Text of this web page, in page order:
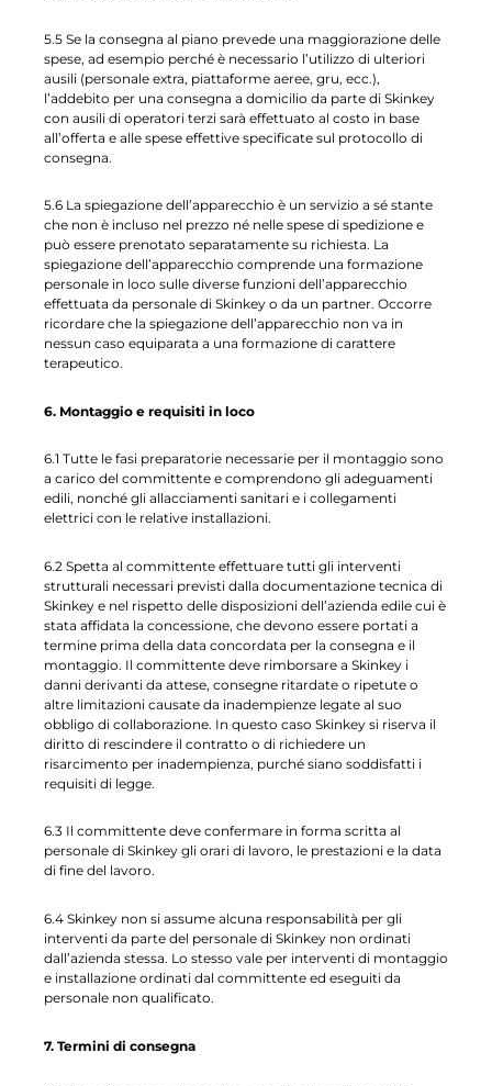
5.5 Se la consegna al piano prevede una maggiorazione delle
spese, ad esempio perché è necessario l’utilizzo di ulteriori
ausili (personale extra, piattaforme aeree, gru, ecc.),
l’addebito per una consegna a domicilio da parte di Skinkey
con ausili di operatori terzi sarà effettuato al costo in base
all’offerta e alle spese effettive specificate sul protocollo di
consegna.
5.6 La spiegazione dell’apparecchio è un servizio a sé stante
che non è incluso nel prezzo né nelle spese di spedizione e
può essere prenotato separatamente su richiesta. La
spiegazione dell’apparecchio comprende una formazione
personale in loco sulle diverse funzioni dell’apparecchio
effettuata da personale di Skinkey o da un partner. Occorre
ricordare che la spiegazione dell’apparecchio non va in
nessun caso equiparata a una formazione di carattere
terapeutico.
6. Montaggio e requisiti in loco
6.1 Tutte le fasi preparatorie necessarie per il montaggio sono
a carico del committente e comprendono gli adeguamenti
edili, nonché gli allacciamenti sanitari e i collegamenti
elettrici con le relative installazioni.
6.2 Spetta al committente effettuare tutti gli interventi
strutturali necessari previsti dalla documentazione tecnica di
Skinkey e nel rispetto delle disposizioni dell’azienda edile cui è
stata affidata la concessione, che devono essere portati a
termine prima della data concordata per la consegna e il
montaggio. Il committente deve rimborsare a Skinkey i
danni derivanti da attese, consegne ritardate o ripetute o
altre limitazioni causate da inadempienze legate al suo
obbligo di collaborazione. In questo caso Skinkey si riserva il
diritto di rescindere il contratto o di richiedere un
risarcimento per inadempienza, purché siano soddisfatti i
requisiti di legge.
6.3 Il committente deve confermare in forma scritta al
personale di Skinkey gli orari di lavoro, le prestazioni e la data
di fine del lavoro.
6.4 Skinkey non si assume alcuna responsabilità per gli
interventi da parte del personale di Skinkey non ordinati
dall’azienda stessa. Lo stesso vale per interventi di montaggio
e installazione ordinati dal committente ed eseguiti da
personale non qualificato.
7. Termini di consegna